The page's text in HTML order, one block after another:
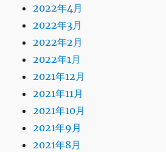
2022年4月
2022年3月
2022年2月
2022年1月
2021年12月
2021年11月
2021年10月
2021年9月
2021年8月